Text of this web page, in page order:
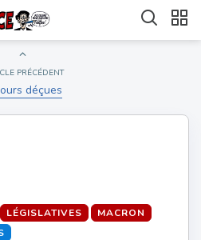
PRÉCÉDENT
déçues
LÉGISLATIVES
MACRON